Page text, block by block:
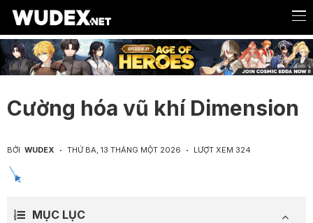
Cường hóa vũ khí Dimension
BỞI WUDEX THỨ BA, 13 THÁNG MỘT 2026 LƯỢT XEM 324
MỤC LỤC